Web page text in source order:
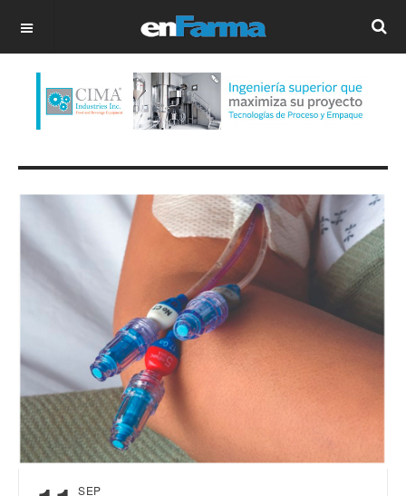
OFF CANVAS
SEP